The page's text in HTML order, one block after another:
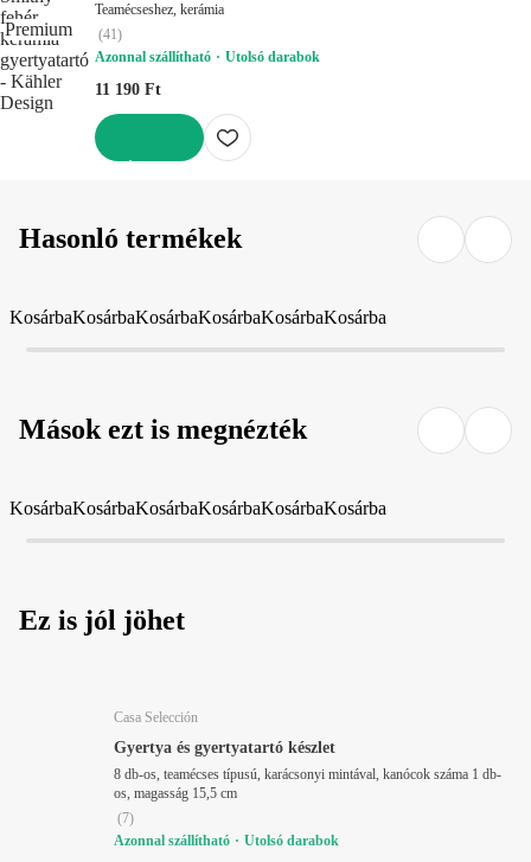
Premium
Teamécseshez, kerámia
(41)
Azonnal szállítható
Utolsó darabok
11 190 Ft
Hasonló termékek
KosárbaKosárbaKosárbaKosárbaKosárbaKosárba
Mások ezt is megnézték
KosárbaKosárbaKosárbaKosárbaKosárbaKosárba
Ez is jól jöhet
Casa Selección
Gyertya és gyertyatartó készlet
8 db-os, teamécses típusú, karácsonyi mintával, kanócok száma 1 db-
os, magasság 15,5 cm
(7)
Azonnal szállítható
Utolsó darabok